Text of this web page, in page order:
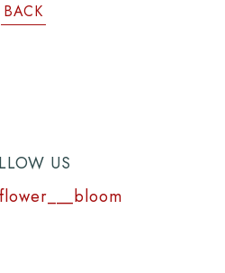
BACK
US